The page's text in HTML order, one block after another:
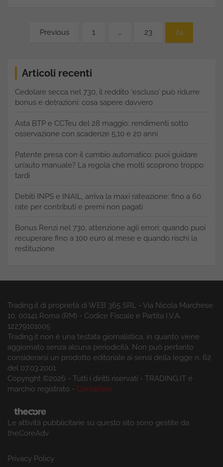
Paginazione
Previous 1 … 23 24
Articoli recenti
Cedolare secca nel 730, il reddito ‘escluso’ può ridurre
bonus e detrazioni: cosa sapere davvero
Asta BTP e CCTeu del 28 maggio: rendimenti sotto
osservazione con scadenze 5,10 e 20 anni
Patente presa con il cambio automatico: puoi guidare
un’auto manuale? La regola che molti scoprono troppo
tardi
Debiti INPS e INAIL, arriva la maxi rateazione: fino a 60
rate per contributi e premi non pagati
Bonus Renzi nel 730, attenzione agli errori: quando puoi
recuperare fino a 100 euro al mese e quando rischi la
restituzione
Trading.it di proprietà di WEB 365 SRL - Via Nicola Marchese
10, 00141 Roma (RM) - Codice Fiscale e Partita I.V.A.
12279101005
Trading.it non è una testata giornalistica, in quanto viene
aggiornato senza alcuna periodicità. Non può pertanto
considerarsi un prodotto editoriale ai sensi della legge n. 62
del 07.03.2001
Copyright ©2026 - Tutti i diritti riservati - TRADING.IT è
marchio registrato - Contattaci
Le attività pubblicitarie su questo sito sono gestite da
theCoreAdv
Privacy Policy